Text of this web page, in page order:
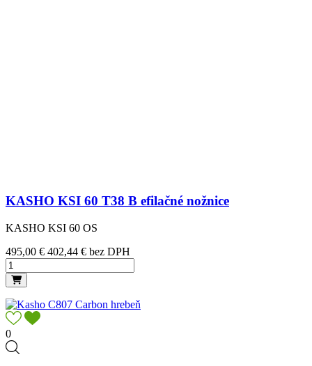
KASHO KSI 60 T38 B efilačné nožnice
KASHO KSI 60 OS
Cena
495,00 € 402,44 € bez DPH
0